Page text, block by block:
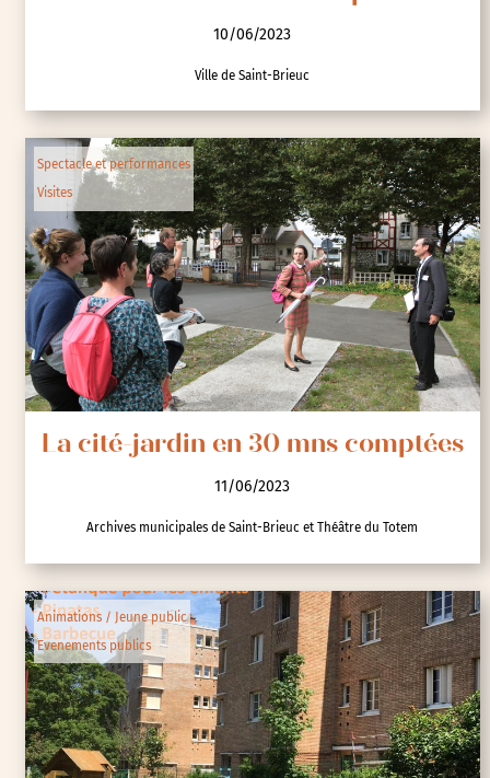
10/06/2023
Ville de Saint-Brieuc
Spectacle et performances
Visites
La cité-jardin en 30 mns comptées
11/06/2023
Archives municipales de Saint-Brieuc et Théâtre du Totem
Animations / Jeune public
Evenements publics